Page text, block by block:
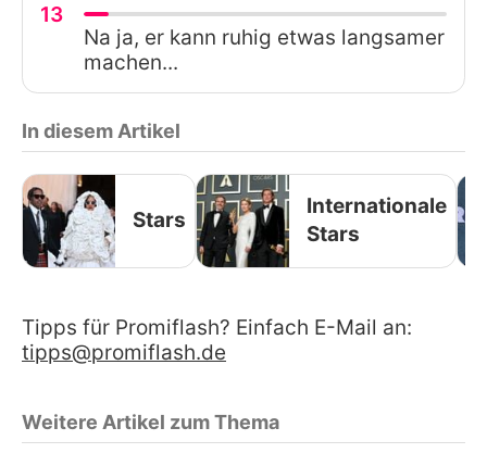
13
Na ja, er kann ruhig etwas langsamer
machen...
In diesem Artikel
Stars
Internationale
Stars
Tipps für Promiflash? Einfach E-Mail an:
tipps@promiflash.de
Weitere Artikel zum Thema